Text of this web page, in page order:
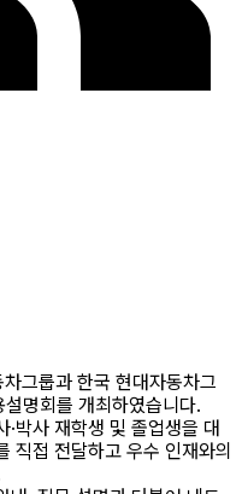
그룹과 한국 현대자동차그
명회를 개최하였습니다.
·박사 재학생 및 졸업생을 대
직접 전달하고 우수 인재와의